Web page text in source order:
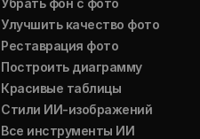
Убрать фон с фото
Улучшить качество фото
Реставрация фото
Построить диаграмму
Красивые таблицы
Стили ИИ-изображений
Все инструменты ИИ